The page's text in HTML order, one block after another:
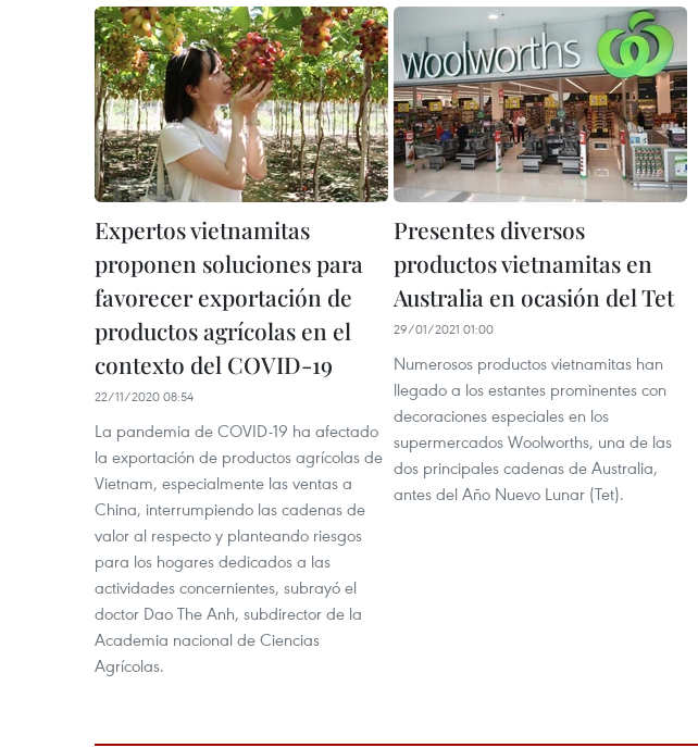
Expertos vietnamitas
proponen soluciones para
favorecer exportación de
productos agrícolas en el
contexto del COVID-19
22/11/2020 08:54
La pandemia de COVID-19 ha afectado
la exportación de productos agrícolas de
Vietnam, especialmente las ventas a
China, interrumpiendo las cadenas de
valor al respecto y planteando riesgos
para los hogares dedicados a las
actividades concernientes, subrayó el
doctor Dao The Anh, subdirector de la
Academia nacional de Ciencias
Agrícolas.
Presentes diversos
productos vietnamitas en
Australia en ocasión del Tet
29/01/2021 01:00
Numerosos productos vietnamitas han
llegado a los estantes prominentes con
decoraciones especiales en los
supermercados Woolworths, una de las
dos principales cadenas de Australia,
antes del Año Nuevo Lunar (Tet).